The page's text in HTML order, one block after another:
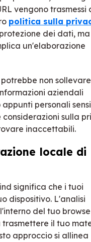
vengono trasmessi
politica sulla
dei dati, ma
un'elaborazione
non sollevare
aziendali
personali
sulla
inaccettabili.
locale di
significa che i tuoi
dispositivo. L'analisi
del tuo
trasmettere il tuo
approccio si allinea